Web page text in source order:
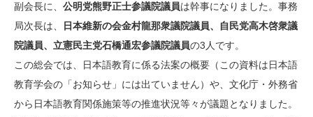
副会長に、 公明党熊野正士参議院議員は幹事になりました。事務
局次長は、
日本維新の会金村龍那衆議院議員、自民党高木啓衆議
院議員、立憲民主党石橋通宏参議院議員の3人です。
この総会では、日本語教育に係る法案の概要（この資料は日本語
教育学会の「お知らせ」には出ていません）や、文化庁・外務省
から日本語教育関係施策等の推進状況等々が議題となりました。